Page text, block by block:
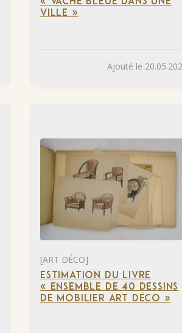
« VACHE BLEUE DANS UNE
VILLE »
Ajouté le
[ART DÉCO]
ESTIMATION DU LIVRE
« ENSEMBLE DE 40 DESSINS
DE MOBILIER ART DÉCO »